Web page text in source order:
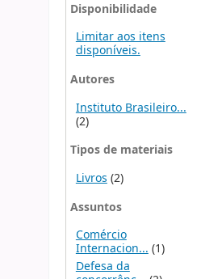
Disponibilidade
Limitar aos itens
disponíveis.
Autores
Instituto Brasileiro...
(2)
Tipos de materiais
Livros (2)
Assuntos
Comércio
Internacion...(1)
Defesa da